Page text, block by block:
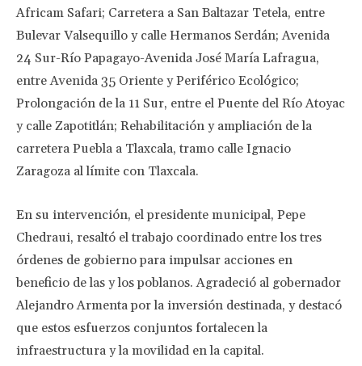
Africam Safari; Carretera a San Baltazar Tetela, entre
Bulevar Valsequillo y calle Hermanos Serdán; Avenida
24 Sur-Río Papagayo-Avenida José María Lafragua,
entre Avenida 35 Oriente y Periférico Ecológico;
Prolongación de la 11 Sur, entre el Puente del Río Atoyac
y calle Zapotitlán; Rehabilitación y ampliación de la
carretera Puebla a Tlaxcala, tramo calle Ignacio
Zaragoza al límite con Tlaxcala.
En su intervención, el presidente municipal, Pepe
Chedraui, resaltó el trabajo coordinado entre los tres
órdenes de gobierno para impulsar acciones en
beneficio de las y los poblanos. Agradeció al gobernador
Alejandro Armenta por la inversión destinada, y destacó
que estos esfuerzos conjuntos fortalecen la
infraestructura y la movilidad en la capital.